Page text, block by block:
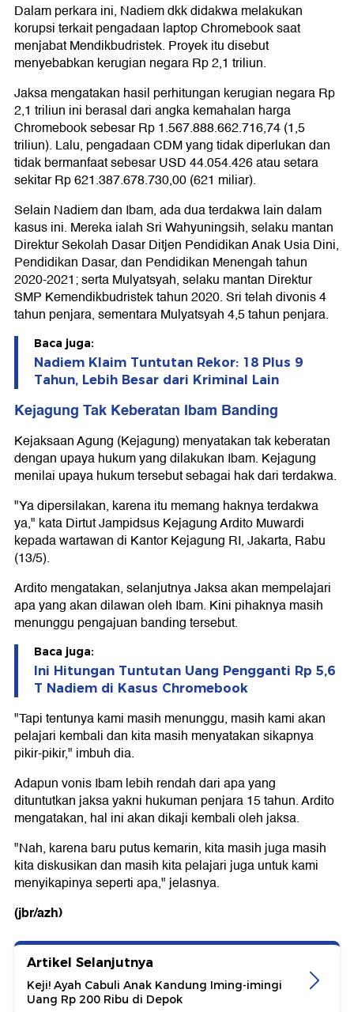
Dalam perkara ini, Nadiem dkk didakwa melakukan
korupsi terkait pengadaan laptop Chromebook saat
menjabat Mendikbudristek. Proyek itu disebut
menyebabkan kerugian negara Rp 2,1 triliun.
Jaksa mengatakan hasil perhitungan kerugian negara Rp
2,1 triliun ini berasal dari angka kemahalan harga
Chromebook sebesar Rp 1.567.888.662.716,74 (1,5
triliun). Lalu, pengadaan CDM yang tidak diperlukan dan
tidak bermanfaat sebesar USD 44.054.426 atau setara
sekitar Rp 621.387.678.730,00 (621 miliar).
Selain Nadiem dan Ibam, ada dua terdakwa lain dalam
kasus ini. Mereka ialah Sri Wahyuningsih, selaku mantan
Direktur Sekolah Dasar Ditjen Pendidikan Anak Usia Dini,
Pendidikan Dasar, dan Pendidikan Menengah tahun
2020-2021; serta Mulyatsyah, selaku mantan Direktur
SMP Kemendikbudristek tahun 2020. Sri telah divonis 4
tahun penjara, sementara Mulyatsyah 4,5 tahun penjara.
Baca juga:
Nadiem Klaim Tuntutan Rekor: 18 Plus 9
Tahun, Lebih Besar dari Kriminal Lain
Kejagung Tak Keberatan Ibam Banding
Kejaksaan Agung (Kejagung) menyatakan tak keberatan
dengan upaya hukum yang dilakukan Ibam. Kejagung
menilai upaya hukum tersebut sebagai hak dari terdakwa.
"Ya dipersilakan, karena itu memang haknya terdakwa
ya," kata Dirtut Jampidsus Kejagung Ardito Muwardi
kepada wartawan di Kantor Kejagung RI, Jakarta, Rabu
(13/5).
Ardito mengatakan, selanjutnya Jaksa akan mempelajari
apa yang akan dilawan oleh Ibam. Kini pihaknya masih
menunggu pengajuan banding tersebut.
Baca juga:
Ini Hitungan Tuntutan Uang Pengganti Rp 5,6
T Nadiem di Kasus Chromebook
"Tapi tentunya kami masih menunggu, masih kami akan
pelajari kembali dan kita masih menyatakan sikapnya
pikir-pikir," imbuh dia.
Adapun vonis Ibam lebih rendah dari apa yang
dituntutkan jaksa yakni hukuman penjara 15 tahun. Ardito
mengatakan, hal ini akan dikaji kembali oleh jaksa.
"Nah, karena baru putus kemarin, kita masih juga masih
kita diskusikan dan masih kita pelajari juga untuk kami
menyikapinya seperti apa," jelasnya.
(jbr/azh)
Artikel Selanjutnya
Keji! Ayah Cabuli Anak Kandung Iming-imingi
Uang Rp 200 Ribu di Depok